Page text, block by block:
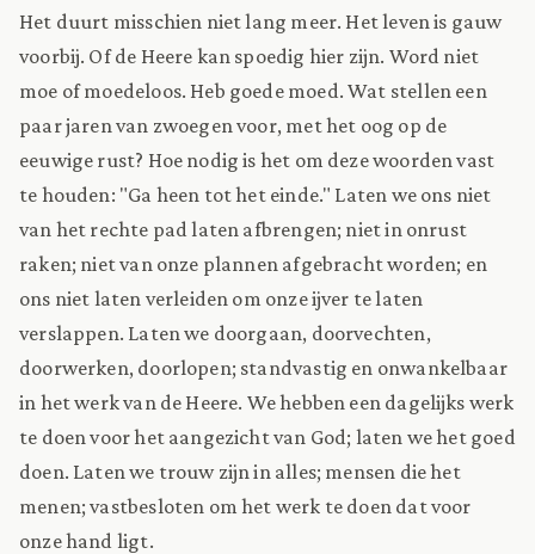
Het duurt misschien niet lang meer. Het leven is gauw
voorbij. Of de Heere kan spoedig hier zijn. Word niet
moe of moedeloos. Heb goede moed. Wat stellen een
paar jaren van zwoegen voor, met het oog op de
eeuwige rust? Hoe nodig is het om deze woorden vast
te houden: "Ga heen tot het einde." Laten we ons niet
van het rechte pad laten afbrengen; niet in onrust
raken; niet van onze plannen afgebracht worden; en
ons niet laten verleiden om onze ijver te laten
verslappen. Laten we doorgaan, doorvechten,
doorwerken, doorlopen; standvastig en onwankelbaar
in het werk van de Heere. We hebben een dagelijks werk
te doen voor het aangezicht van God; laten we het goed
doen. Laten we trouw zijn in alles; mensen die het
menen; vastbesloten om het werk te doen dat voor
onze hand ligt.